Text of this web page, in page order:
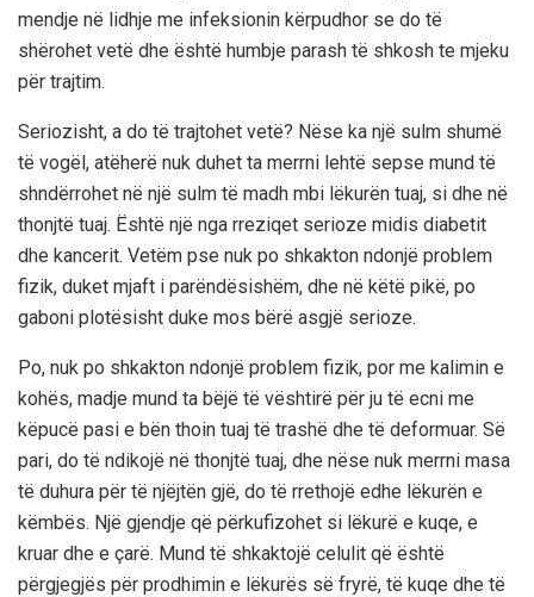
mendje në lidhje me infeksionin kërpudhor se do të
shërohet vetë dhe është humbje parash të shkosh te mjeku
për trajtim.
Seriozisht, a do të trajtohet vetë? Nëse ka një sulm shumë
të vogël, atëherë nuk duhet ta merrni lehtë sepse mund të
shndërrohet në një sulm të madh mbi lëkurën tuaj, si dhe në
thonjtë tuaj. Është një nga rreziqet serioze midis diabetit
dhe kancerit. Vetëm pse nuk po shkakton ndonjë problem
fizik, duket mjaft i parëndësishëm, dhe në këtë pikë, po
gaboni plotësisht duke mos bërë asgjë serioze.
Po, nuk po shkakton ndonjë problem fizik, por me kalimin e
kohës, madje mund ta bëjë të vështirë për ju të ecni me
këpucë pasi e bën thoin tuaj të trashë dhe të deformuar. Së
pari, do të ndikojë në thonjtë tuaj, dhe nëse nuk merrni masa
të duhura për të njëjtën gjë, do të rrethojë edhe lëkurën e
këmbës. Një gjendje që përkufizohet si lëkurë e kuqe, e
kruar dhe e çarë. Mund të shkaktojë celulit që është
përgjegjës për prodhimin e lëkurës së fryrë, të kuqe dhe të